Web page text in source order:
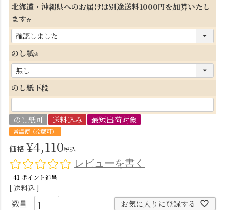
北海道・沖縄県へのお届けは別途送料1000円を加算いたし
ます
(
必
須
)
のし紙
必
須
のし紙下段
のし紙可 送料込み 最短出荷対象
常温便（冷蔵可）
価格¥4,110税込
レビューを書く
41 ポイント進呈
送料込
お気に入りに登録する